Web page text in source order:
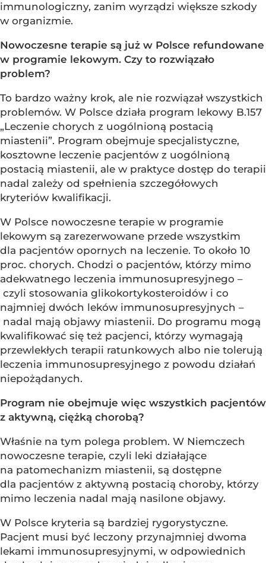
immunologiczny, zanim wyrządzi większe szkody
w organizmie.
Nowoczesne terapie są już w Polsce refundowane
w programie lekowym. Czy to rozwiązało
problem?
To bardzo ważny krok, ale nie rozwiązał wszystkich
problemów. W Polsce działa program lekowy B.157
„Leczenie chorych z uogólnioną postacią
miastenii”. Program obejmuje specjalistyczne,
kosztowne leczenie pacjentów z uogólnioną
postacią miastenii, ale w praktyce dostęp do terapii
nadal zależy od spełnienia szczegółowych
kryteriów kwalifikacji.
W Polsce nowoczesne terapie w programie
lekowym są zarezerwowane przede wszystkim
dla pacjentów opornych na leczenie. To około 10
proc. chorych. Chodzi o pacjentów, którzy mimo
adekwatnego leczenia immunosupresyjnego –
czyli stosowania glikokortykosteroidów i co
najmniej dwóch leków immunosupresyjnych –
nadal mają objawy miastenii. Do programu mogą
kwalifikować się też pacjenci, którzy wymagają
przewlekłych terapii ratunkowych albo nie tolerują
leczenia immunosupresyjnego z powodu działań
niepożądanych.
Program nie obejmuje więc wszystkich pacjentów
z aktywną, ciężką chorobą?
Właśnie na tym polega problem. W Niemczech
nowoczesne terapie, czyli leki działające
na patomechanizm miastenii, są dostępne
dla pacjentów z aktywną postacią choroby, którzy
mimo leczenia nadal mają nasilone objawy.
W Polsce kryteria są bardziej rygorystyczne.
Pacjent musi być leczony przynajmniej dwoma
lekami immunosupresyjnymi, w odpowiednich